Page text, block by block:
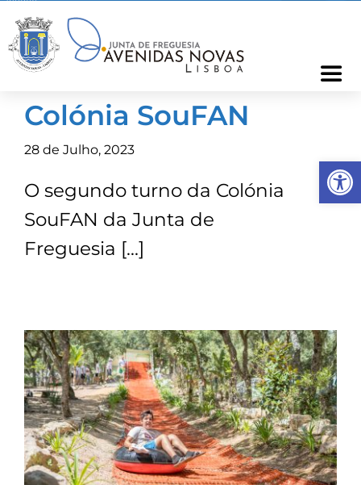
content
Freguesia
Informações
Ocorrências
Contactos
TRANSPARÊNCIA
Colónia SouFAN
28 de Julho, 2023
O segundo turno da Colónia
SouFAN da Junta de
Freguesia […]